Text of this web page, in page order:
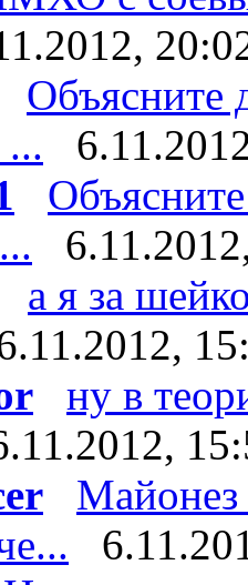
Объясните
...
а я за
ну в
Майонез